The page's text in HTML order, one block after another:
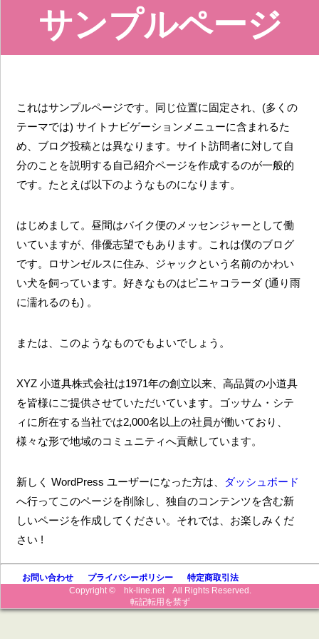
サンプルページ
これはサンプルページです。同じ位置に固定され、(多くの
テーマでは) サイトナビゲーションメニューに含まれるた
め、ブログ投稿とは異なります。サイト訪問者に対して自
分のことを説明する自己紹介ページを作成するのが一般的
です。たとえば以下のようなものになります。
はじめまして。昼間はバイク便のメッセンジャーとして働
いていますが、俳優志望でもあります。これは僕のブログ
です。ロサンゼルスに住み、ジャックという名前のかわい
い犬を飼っています。好きなものはピニャコラーダ (通り雨
に濡れるのも) 。
または、このようなものでもよいでしょう。
XYZ 小道具株式会社は1971年の創立以来、高品質の小道具
を皆様にご提供させていただいています。ゴッサム・シテ
ィに所在する当社では2,000名以上の社員が働いており、
様々な形で地域のコミュニティへ貢献しています。
新しく WordPress ユーザーになった方は、 ダッシュボード
へ行ってこのページを削除し、独自のコンテンツを含む新
しいページを作成してください。それでは、お楽しみくだ
さい !
お問い合わせ プライバシーポリシー
特定商取引法
Copyright © hk-line.net All Rights Reserved.
転記転用を禁ず